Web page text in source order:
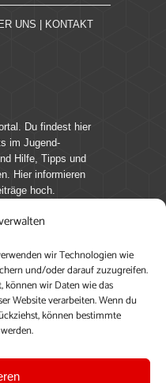
wir Technologien wie
und/oder darauf zuzugreifen.
wir Daten wie das
Website verarbeiten. Wenn du
können bestimmte
UNS KONTAKT
Du findest hier
im Jugend-
Hilfe, Tipps und
Hier informieren
hoch.
Sammel
Perspektive und
Du musst
zu können, ein
und zu